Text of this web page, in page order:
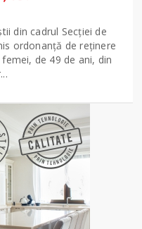
din cadrul Secției de
ordonanță de reținere
de 49 de ani, din